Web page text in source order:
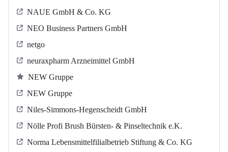
NAUE GmbH & Co. KG
NEO Business Partners GmbH
netgo
neuraxpharm Arzneimittel GmbH
NEW Gruppe
NEW Gruppe
Niles-Simmons-Hegenscheidt GmbH
Nölle Profi Brush Bürsten- & Pinseltechnik e.K.
Norma Lebensmittelfilialbetrieb Stiftung & Co. KG